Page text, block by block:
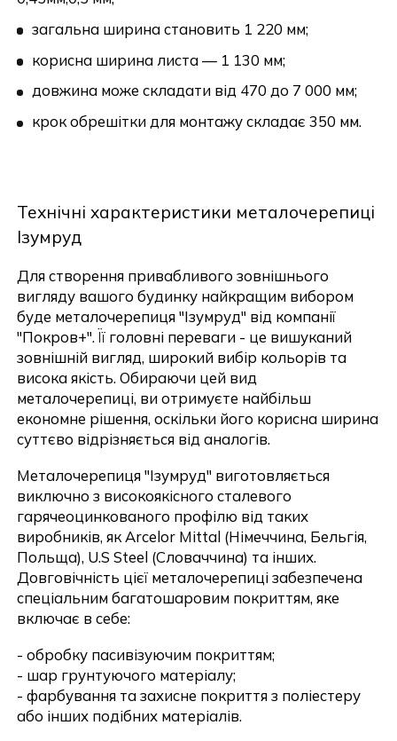
загальна ширина становить 1 220 мм;
корисна ширина листа — 1 130 мм;
довжина може складати від 470 до 7 000 мм;
крок обрешітки для монтажу складає 350 мм.
Технічні характеристики металочерепиці
Ізумруд
Для створення привабливого зовнішнього
вигляду вашого будинку найкращим вибором
буде металочерепиця "Ізумруд" від компанії
"Покров+". Її головні переваги - це вишуканий
зовнішній вигляд, широкий вибір кольорів та
висока якість. Обираючи цей вид
металочерепиці, ви отримуєте найбільш
економне рішення, оскільки його корисна ширина
суттєво відрізняється від аналогів.
Металочерепиця "Ізумруд" виготовляється
виключно з високоякісного сталевого
гарячеоцинкованого профілю від таких
виробників, як Arcelor Mittal (Німеччина, Бельгія,
Польща), U.S Steel (Словаччина) та інших.
Довговічність цієї металочерепиці забезпечена
спеціальним багатошаровим покриттям, яке
включає в себе:
- обробку пасивізуючим покриттям;
- шар грунтуючого матеріалу;
- фарбування та захисне покриття з поліестеру
або інших подібних матеріалів.
Надіслати